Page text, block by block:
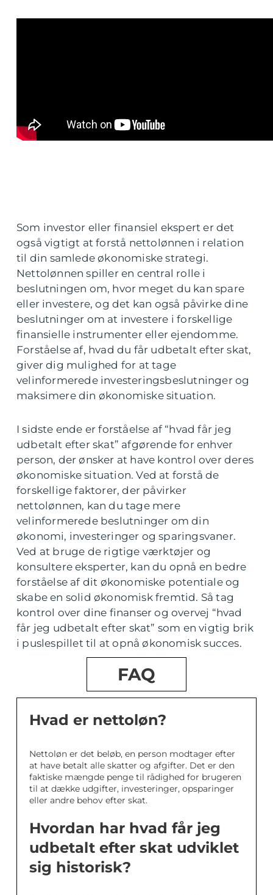
Som investor eller finansiel ekspert er det
også vigtigt at forstå nettolønnen i relation
til din samlede økonomiske strategi.
Nettolønnen spiller en central rolle i
beslutningen om, hvor meget du kan spare
eller investere, og det kan også påvirke dine
beslutninger om at investere i forskellige
finansielle instrumenter eller ejendomme.
Forståelse af, hvad du får udbetalt efter skat,
giver dig mulighed for at tage
velinformerede investeringsbeslutninger og
maksimere din økonomiske situation.
I sidste ende er forståelse af “hvad får jeg
udbetalt efter skat” afgørende for enhver
person, der ønsker at have kontrol over deres
økonomiske situation. Ved at forstå de
forskellige faktorer, der påvirker
nettolønnen, kan du tage mere
velinformerede beslutninger om din
økonomi, investeringer og sparingsvaner.
Ved at bruge de rigtige værktøjer og
konsultere eksperter, kan du opnå en bedre
forståelse af dit økonomiske potentiale og
skabe en solid økonomisk fremtid. Så tag
kontrol over dine finanser og overvej “hvad
får jeg udbetalt efter skat” som en vigtig brik
i puslespillet til at opnå økonomisk succes.
FAQ
Hvad er nettoløn?
Nettoløn er det beløb, en person modtager efter
at have betalt alle skatter og afgifter. Det er den
faktiske mængde penge til rådighed for brugeren
til at dække udgifter, investeringer, opsparinger
eller andre behov efter skat.
Hvordan har hvad får jeg
udbetalt efter skat udviklet
sig historisk?